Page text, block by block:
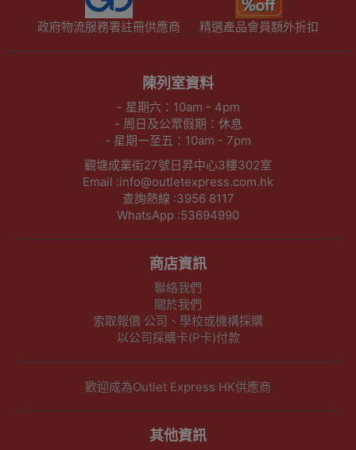
政府物流服務署註冊供應商 精選產品會員額外折扣
陳列室資料
- 星期六：10am - 4pm
- 周日及公眾假期：休息
- 星期一至五：10am - 7pm
觀塘成業街27號日昇中心3樓302室
Email :info@outletexpress.com.hk
查詢熱線 :3956 8117
WhatsApp :53694990
商店資訊
聯絡我們
關於我們
索取報價 公司、學校或機構採購
以公司採購卡(P卡)付款
歡迎成為Outlet Express HK供應商
其他資訊